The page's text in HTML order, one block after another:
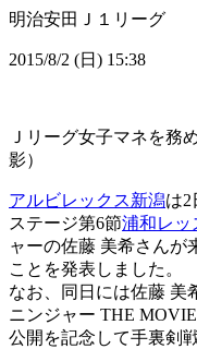
明治安田Ｊ１リーグ
2015/8/2 (日) 15:38
Ｊリーグ女子マネを務
影）
アルビレックス新潟は2
ステージ第6節浦和レッ
ャーの佐藤 美希さんが
ことを発表しました。
なお、同日には佐藤 美
ニンジャー THE
公開を記念して手裏剣